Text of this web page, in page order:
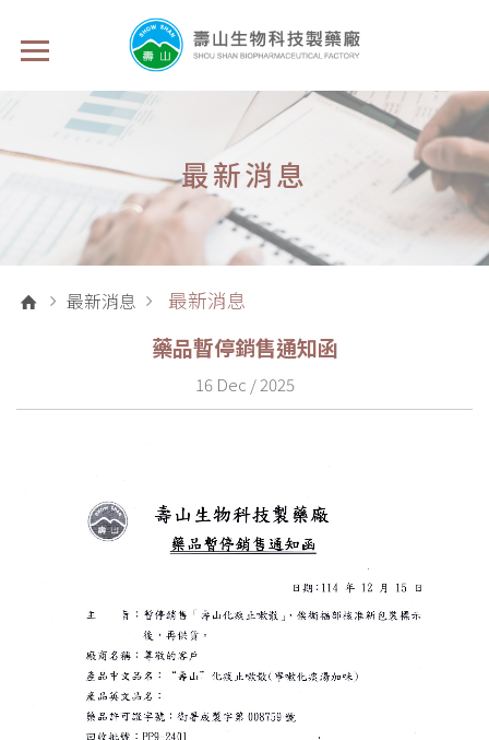
最新消息
最新消息 最新消息
藥品暫停銷售通知函
16 Dec / 2025